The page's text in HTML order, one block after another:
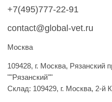
+7(495)777-22-91
contact@global-vet.ru
Москва
109428, г. Москва, Рязанский
""Рязанский""
Склад: 109429, г. Москва, 2-й